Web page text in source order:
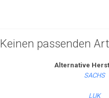
Keinen passenden
Alternative